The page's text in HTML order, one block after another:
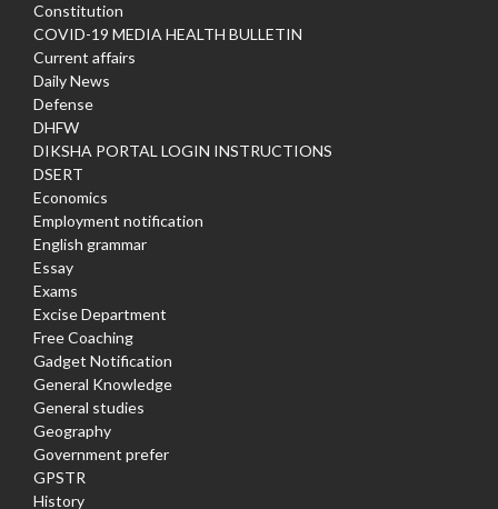
Constitution
COVID-19 MEDIA HEALTH BULLETIN
Current affairs
Daily News
Defense
DHFW
DIKSHA PORTAL LOGIN INSTRUCTIONS
DSERT
Economics
Employment notification
English grammar
Essay
Exams
Excise Department
Free Coaching
Gadget Notification
General Knowledge
General studies
Geography
Government prefer
GPSTR
History